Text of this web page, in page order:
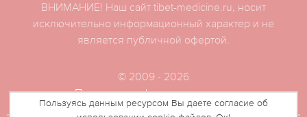
ВНИМАНИЕ! Наш сайт tibet-medicine.ru, носит
исключительно информационный характер и не
является публичной офертой.
© 2009 - 2026
Политика конфиденциальности
Пользуясь данным ресурсом Вы даете согласие об